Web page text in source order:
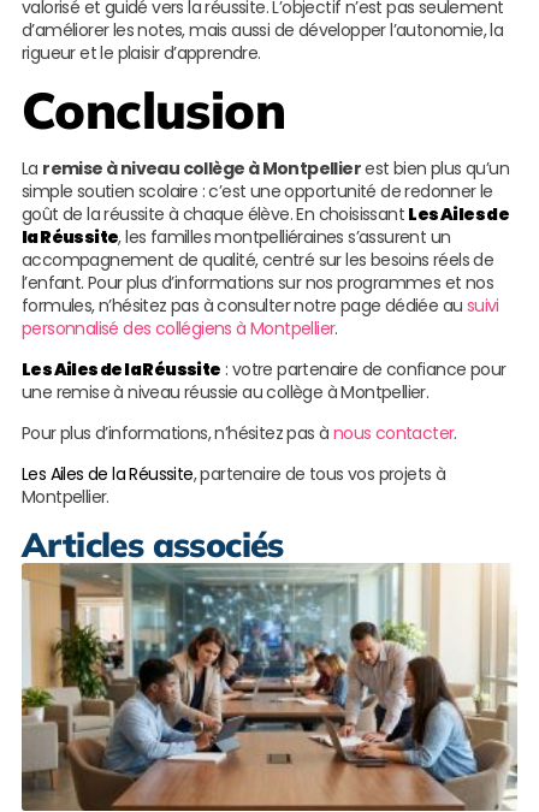
valorisé et guidé vers la réussite. L’objectif n’est pas seulement
d’améliorer les notes, mais aussi de développer l’autonomie, la
rigueur et le plaisir d’apprendre.
Conclusion
La remise à niveau collège à Montpellierest bien plus qu’un
simple soutien scolaire : c’est une opportunité de redonner le
goût de la réussite à chaque élève. En choisissant Les Ailes de
la Réussite, les familles montpelliéraines s’assurent un
accompagnement de qualité, centré sur les besoins réels de
l’enfant. Pour plus d’informations sur nos programmes et nos
formules, n’hésitez pas à consulter notre page dédiée au suivi
personnalisé des collégiens à Montpellier.
Les Ailes de la Réussite : votre partenaire de confiance pour
une remise à niveau réussie au collège à Montpellier.
Pour plus d’informations, n’hésitez pas à nous contacter.
Les Ailes de la Réussite, partenaire de tous vos projets à
Montpellier.
Articles associés